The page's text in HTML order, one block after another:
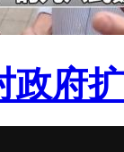
政府